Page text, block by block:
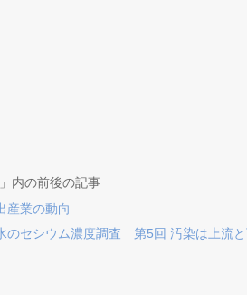
内の前後の記事
産業の動向
のセシウム濃度調査 第5回 汚染は上流